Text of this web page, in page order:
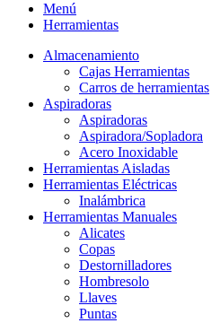
Menú
Herramientas
Almacenamiento
Cajas Herramientas
Carros de herramientas
Aspiradoras
Aspiradoras
Aspiradora/Sopladora
Acero Inoxidable
Herramientas Aisladas
Herramientas Eléctricas
Inalámbrica
Herramientas Manuales
Alicates
Copas
Destornilladores
Hombresolo
Llaves
Puntas